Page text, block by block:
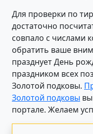
Для проверки по
достаточно
совпало с числами
обратить ваше
празднует День
праздником всех
Золотой подковы.
Золотой подковы
портале. Желаем